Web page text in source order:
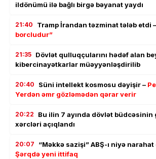
ildönümü ilə bağlı birgə bəyanat yaydı
21:40 Tramp İrandan təzminat tələb etdi –
borcludur”
21:35 Dövlət qulluqçularını hədəf alan
kibercinayətkarlar müəyyənləşdirilib
20:40 Süni intellekt kosmosu dəyişir –
Yerdən əmr gözləmədən qərar verir
20:22
Bu ilin 7 ayında dövlət
xərcləri açıqlandı
20:07 “Məkkə sazişi” ABŞ-ı niyə narahat
Şərqdə yeni ittifaq